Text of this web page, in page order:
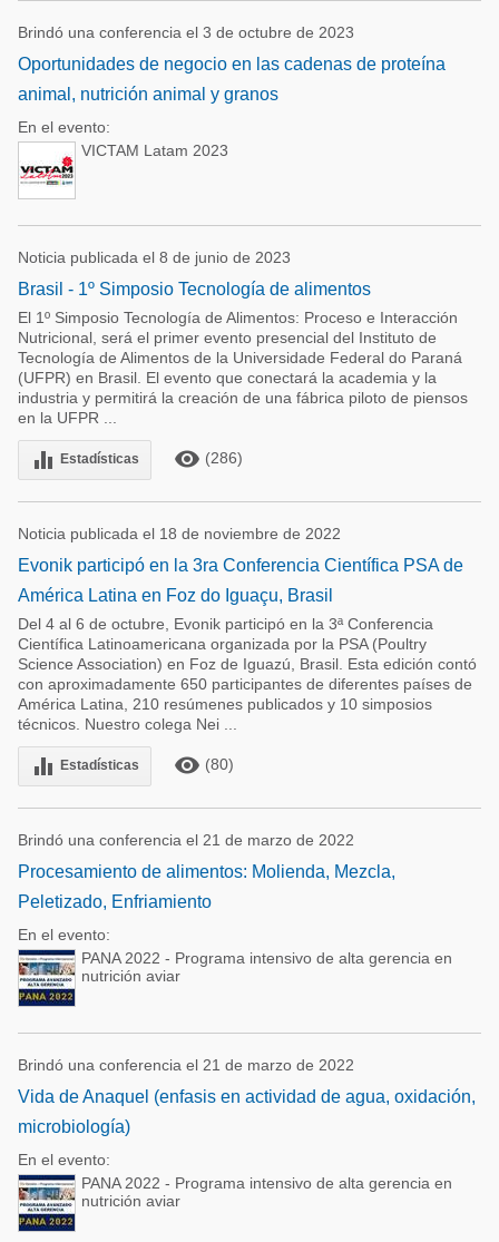
Brindó una conferencia el 3 de octubre de 2023
Oportunidades de negocio en las cadenas de proteína
animal, nutrición animal y granos
En el evento:
VICTAM Latam 2023
Noticia publicada el 8 de junio de 2023
Brasil - 1º Simposio Tecnología de alimentos
El 1º Simposio Tecnología de Alimentos: Proceso e Interacción
Nutricional, será el primer evento presencial del Instituto de
Tecnología de Alimentos de la Universidade Federal do Paraná
(UFPR) en Brasil. El evento que conectará la academia y la
industria y permitirá la creación de una fábrica piloto de piensos
en la UFPR ...
equalizer Estadísticas remove_red_eye (286)
Noticia publicada el 18 de noviembre de 2022
Evonik participó en la 3ra Conferencia Científica PSA de
América Latina en Foz do Iguaçu, Brasil
Del 4 al 6 de octubre, Evonik participó en la 3ª Conferencia
Científica Latinoamericana organizada por la PSA (Poultry
Science Association) en Foz de Iguazú, Brasil. Esta edición contó
con aproximadamente 650 participantes de diferentes países de
América Latina, 210 resúmenes publicados y 10 simposios
técnicos. Nuestro colega Nei ...
equalizer Estadísticas remove_red_eye (80)
Brindó una conferencia el 21 de marzo de 2022
Procesamiento de alimentos: Molienda, Mezcla,
Peletizado, Enfriamiento
En el evento:
PANA 2022 - Programa intensivo de alta gerencia en
nutrición aviar
Brindó una conferencia el 21 de marzo de 2022
Vida de Anaquel (enfasis en actividad de agua, oxidación,
microbiología)
En el evento:
PANA 2022 - Programa intensivo de alta gerencia en
nutrición aviar